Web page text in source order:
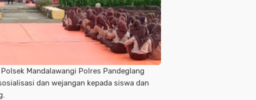
Mandalawangi Polres Pandeglang
dan wejangan kepada siswa dan